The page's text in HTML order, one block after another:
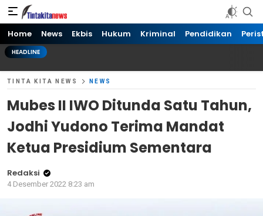
Tinta kita News
Informasi Terkini
Home News Ekbis Hukum Kriminal Pendidikan
HEADLINE
TINTA KITA NEWS NEWS
Mubes II IWO Ditunda Satu Tahun,
Jodhi Yudono Terima Mandat
Ketua Presidium Sementara
Redaksi
4 Desember 2022 8:23 am